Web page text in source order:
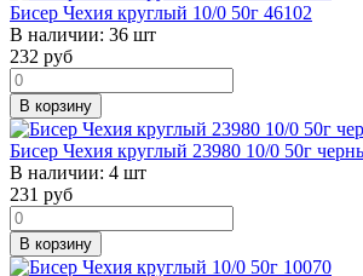
Бисер Чехия круглый 10/0 50г 46102
В наличии: 36 шт
232 руб
В корзину
Бисер Чехия круглый 23980 10/0 50г
В наличии: 4 шт
231 руб
В корзину